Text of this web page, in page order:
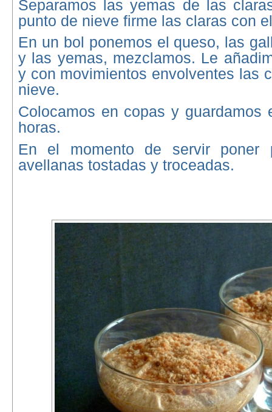
Separamos las yemas de las
punto de nieve firme las claras con
En un bol ponemos el queso, las
y las yemas, mezclamos. Le
y con movimientos envolventes las
nieve.
Colocamos en copas y guardamos
horas.
En el momento de servir poner
avellanas tostadas y troceadas.